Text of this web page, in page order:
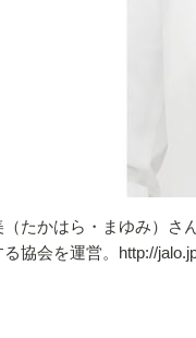
たかはら・まゆみ）さ
る協会を運営。http://